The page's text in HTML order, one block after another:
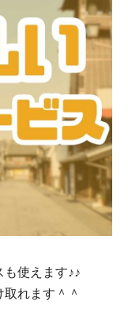
使えます♪♪
れます＾＾